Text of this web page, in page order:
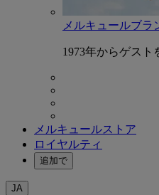
メルキュールブラ
1973年からゲスト
メルキュールストア
ロイヤルティ
追加で
JA